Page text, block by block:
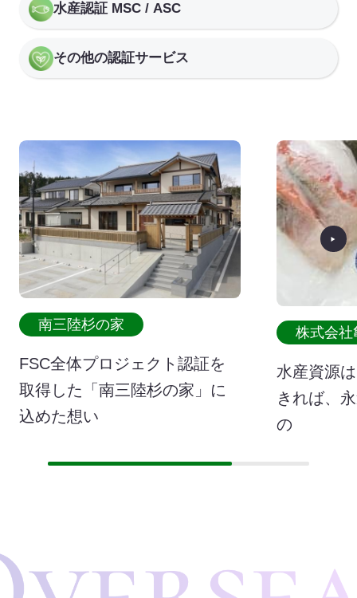
水産認証 MSC / ASC
その他の認証サービス
南三陸杉の家
FSC全体プロジェクト認証を
取得した「南三陸杉の家」に
込めた想い
株式会
水産資源
きれば、
の